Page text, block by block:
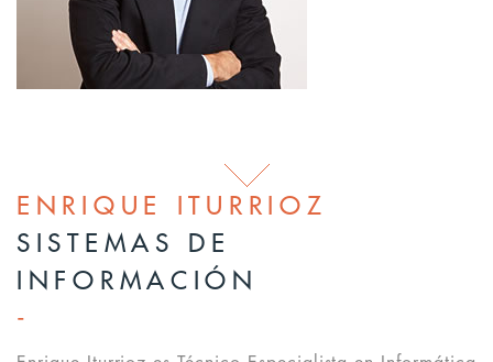
ENRIQUE ITURRIOZ
SISTEMAS DE
INFORMACIÓN